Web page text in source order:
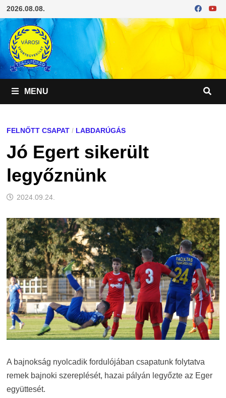
Skip
to
content
2026.08.08.
MENU
FELNŐTT CSAPAT/ LABDARÚGÁS
Jó Egert sikerült
legyőznünk
2024.09.24.
A bajnokság nyolcadik fordulójában csapatunk folytatva
remek bajnoki szereplését, hazai pályán legyőzte az Eger
együttesét.